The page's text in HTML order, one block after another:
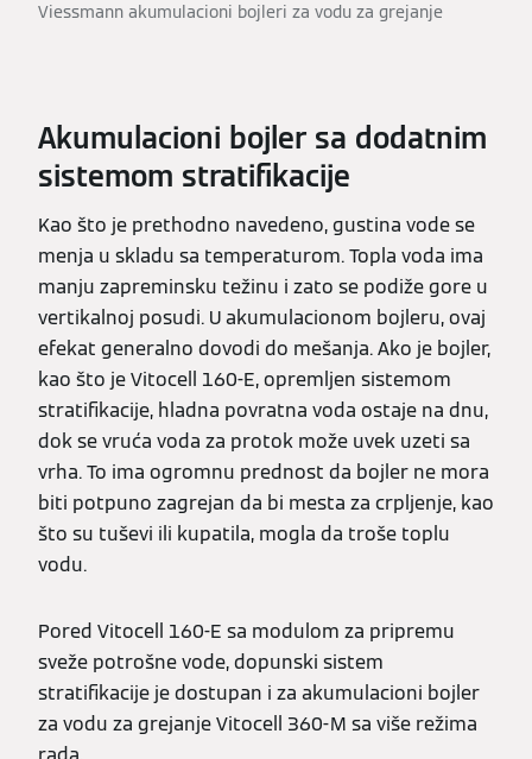
Viessmann akumulacioni bojleri za vodu za grejanje
Akumulacioni bojler sa dodatnim
sistemom stratifikacije
Kao što je prethodno navedeno, gustina vode se
menja u skladu sa temperaturom. Topla voda ima
manju zapreminsku težinu i zato se podiže gore u
vertikalnoj posudi. U akumulacionom bojleru, ovaj
efekat generalno dovodi do mešanja. Ako je bojler,
kao što je Vitocell 160-E, opremljen sistemom
stratifikacije, hladna povratna voda ostaje na dnu,
dok se vruća voda za protok može uvek uzeti sa
vrha. To ima ogromnu prednost da bojler ne mora
biti potpuno zagrejan da bi mesta za crpljenje, kao
što su tuševi ili kupatila, mogla da troše toplu
vodu.
Pored Vitocell 160-E sa modulom za pripremu
sveže potrošne vode, dopunski sistem
stratifikacije je dostupan i za akumulacioni bojler
za vodu za grejanje Vitocell 360-M sa više režima